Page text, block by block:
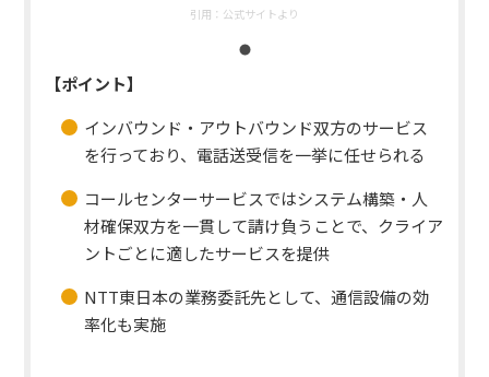
引用： 公式サイトより
【ポイント】
インバウンド・アウトバウンド双方のサービス
を行っており、電話送受信を一挙に任せられる
コールセンターサービスではシステム構築・人
材確保双方を一貫して請け負うことで、クライア
ントごとに適したサービスを提供
NTT東日本の業務委託先として、通信設備の効
率化も実施